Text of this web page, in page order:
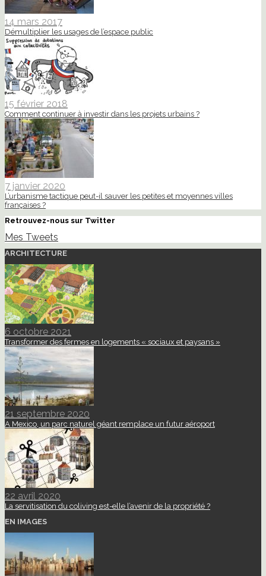
14 mars 2017
Démultiplier les usages de l’espace public
15 février 2018
Comment continuer à investir dans les projets urbains ?
7 janvier 2020
L’urbanisme tactique peut-il sauver les petites et moyennes villes
françaises ?
Retrouvez-nous sur Twitter
Mes Tweets
ARCHITECTURE
6 octobre 2021
Transformer des fermes en logements « sociaux et paysans »
21 septembre 2020
A Mexico, un parc naturel géant remplace un futur aéroport
22 avril 2020
La servitisation du coliving est-elle l’avenir de la propriété ?
EN IMAGES